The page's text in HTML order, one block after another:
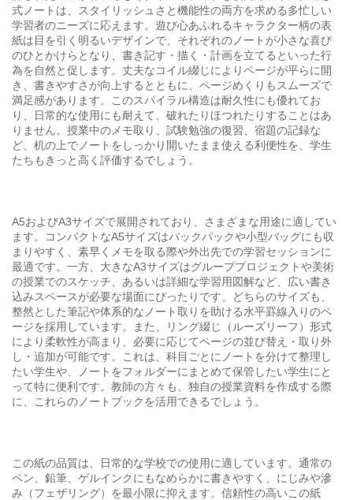
式ノートは、スタイリッシュさと機能性の両方を求める多忙しい
学習者のニーズに応えます。遊び心あふれるキャラクター柄の表
紙は目を引く明るいデザインで、それぞれのノートが小さな喜び
のひとかけらとなり、書き記す・描く・計画を立てるといった行
為を自然と促します。丈夫なコイル綴じによりページが平らに開
き、書きやすさが向上するとともに、ページめくりもスムーズで
満足感があります。このスパイラル構造は耐久性にも優れてお
り、日常的な使用にも耐えて、破れたりほつれたりすることはあ
りません。授業中のメモ取り、試験勉強の復習、宿題の記録な
ど、机の上でノートをしっかり開いたまま使える利便性を、学生
たちもきっと高く評価するでしょう。
A5およびA3サイズで展開されており、さまざまな用途に適してい
ます。コンパクトなA5サイズはバックパックや小型バッグにも収
まりやすく、素早くメモを取る際や外出先での学習セッションに
最適です。一方、大きなA3サイズはグループプロジェクトや美術
の授業でのスケッチ、あるいは詳細な学習用図解など、広い書き
込みスペースが必要な場面にぴったりです。どちらのサイズも、
整然とした筆記や体系的なノート取りを助ける水平罫線入りのペ
ージを採用しています。また、リング綴じ（ルーズリーフ）形式
により柔軟性が高まり、必要に応じてページの並び替え・取り外
し・追加が可能です。これは、科目ごとにノートを分けて整理し
たい学生や、ノートをフォルダーにまとめて保管したい学生にと
って特に便利です。教師の方々も、独自の授業資料を作成する際
に、これらのノートブックを活用できるでしょう。
この紙の品質は、日常的な学校での使用に適しています。通常の
ペン、鉛筆、ゲルインクにもなめらかに書きやすく、にじみや滲
み（フェザリング）を最小限に抑えます。信頼性の高いこの紙